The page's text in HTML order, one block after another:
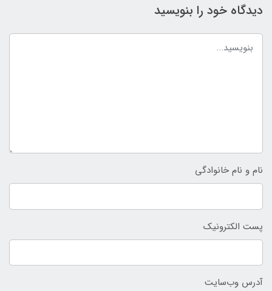
دیدگاه خود را بنویسید
نام و نام خانوادگی
پست الکترونیک
آدرس وب‌سایت